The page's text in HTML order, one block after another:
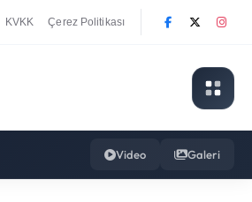
KVKK Çerez Politikası
Video Galeri